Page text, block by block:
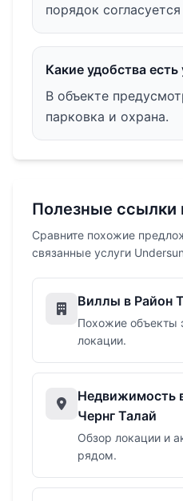
порядок
Какие удобства есть
В объекте
парковка и охрана.
Полезные ссылки
Сравните похожие
связанные услуги
Виллы в Район
Похожие объекты
локации.
Недвижимость
Чернг Талай
Обзор локации и
рядом.